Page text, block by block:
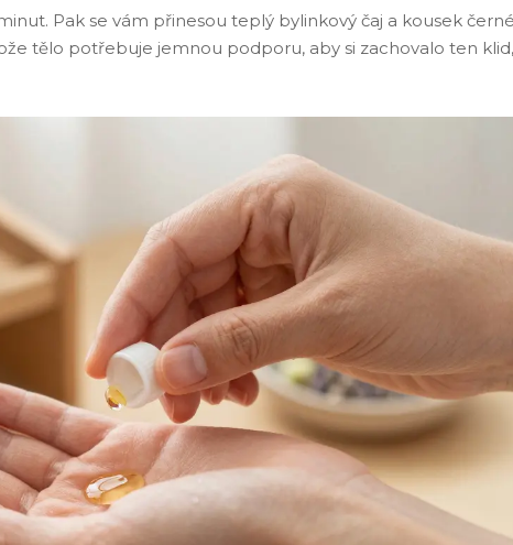
Pak se vám přinesou teplý bylinkový čaj a kousek
tělo potřebuje jemnou podporu, aby si zachovalo ten klid,